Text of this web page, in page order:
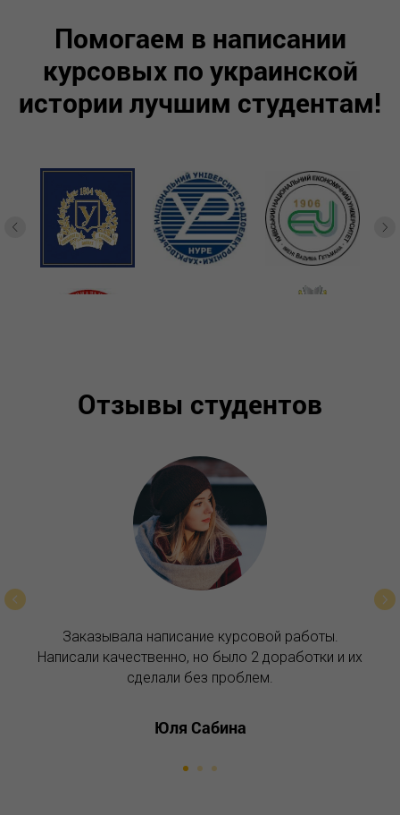
Помогаем в написании
курсовых по украинской
истории лучшим студентам!
Отзывы студентов
Заказывала написание курсовой работы.
Написали качественно, но было 2 доработки и их
сделали без проблем.
Юля Сабина